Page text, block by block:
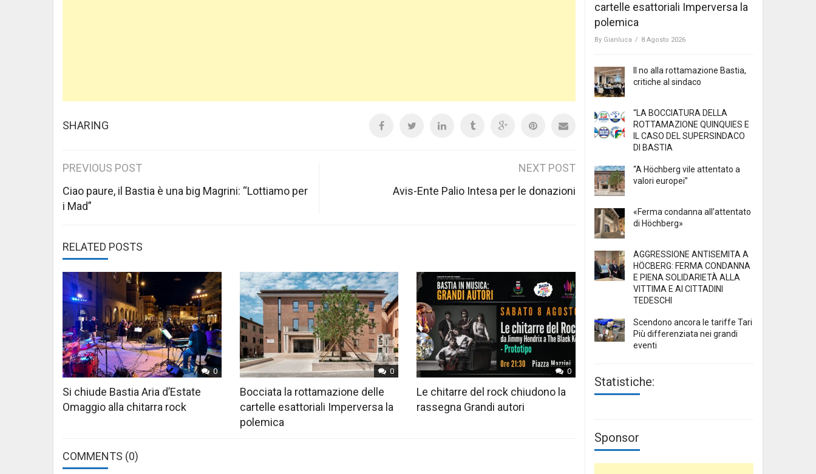
SHARING
Post
navigation
PREVIOUS POST
Ciao paure, il Bastia è una big Magrini: “Lottiamo per
i Mad”
NEXT POST
Avis-Ente Palio Intesa per le donazioni
RELATED POSTS
0
Si chiude Bastia Aria d’Estate
Omaggio alla chitarra rock
0
Bocciata la rottamazione delle
cartelle esattoriali Imperversa la
polemica
0
Le chitarre del rock chiudono la
rassegna Grandi autori
COMMENTS (0)
cartelle esattoriali Imperversa la
polemica
By Gianluca / 8 Agosto 2026
Il no alla rottamazione Bastia,
critiche al sindaco
“LA BOCCIATURA DELLA
ROTTAMAZIONE QUINQUIES E
IL CASO DEL SUPERSINDACO
DI BASTIA
“A Höchberg vile attentato a
valori europei”
«Ferma condanna all’attentato
di Höchberg»
AGGRESSIONE ANTISEMITA A
HÖCBERG: FERMA CONDANNA
E PIENA SOLIDARIETÀ ALLA
VITTIMA E AI CITTADINI
TEDESCHI
Scendono ancora le tariffe Tari
Più differenziata nei grandi
eventi
Statistiche:
Sponsor